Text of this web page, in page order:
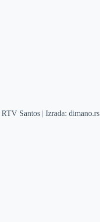
Santos | Izrada:dimano.rs